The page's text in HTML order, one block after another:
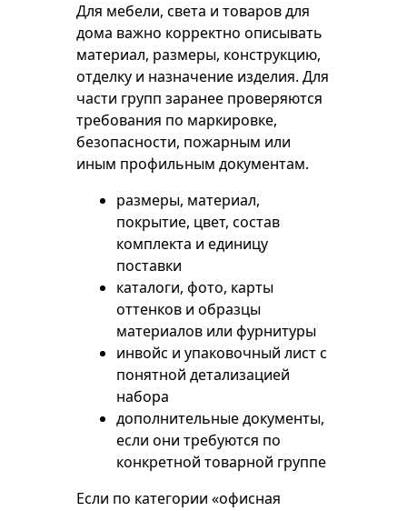
Для мебели, света и товаров для
дома важно корректно описывать
материал, размеры, конструкцию,
отделку и назначение изделия. Для
части групп заранее проверяются
требования по маркировке,
безопасности, пожарным или
иным профильным документам.
размеры, материал,
покрытие, цвет, состав
комплекта и единицу
поставки
каталоги, фото, карты
оттенков и образцы
материалов или фурнитуры
инвойс и упаковочный лист с
понятной детализацией
набора
дополнительные документы,
если они требуются по
конкретной товарной группе
Если по категории «офисная